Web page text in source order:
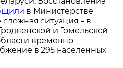
в Министерстве
ситуация – в
и Гомельской
временно
в 295 населенных